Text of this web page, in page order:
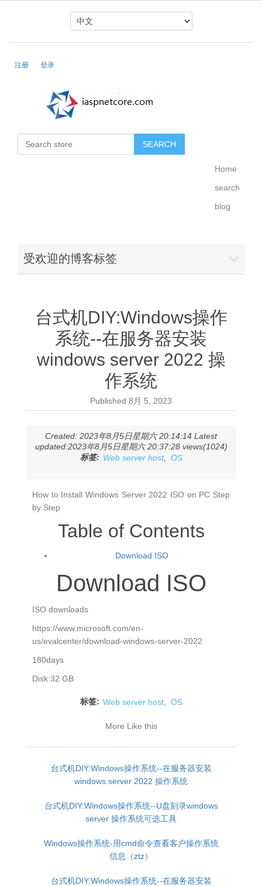
注册 登录
Home
search
blog
受欢迎的博客标签
台式机DIY:Windows操作
系统--在服务器安装
windows server 2022 操
作系统
Published 8月 5, 2023
Created: 2023年8月5日星期六 20:14:14 Latest
updated:2023年8月5日星期六 20:37:28 views(1024)
标签: Web server host, OS
How to Install Windows Server 2022 ISO on PC Step
by Step
Table of Contents
Download ISO
Download ISO
ISO downloads
https://www.microsoft.com/en-
us/evalcenter/download-windows-server-2022
180days
Disk:32 GB
标签: Web server host, OS
More Like this
台式机DIY:Windows操作系统--在服务器安装
windows server 2022 操作系统
台式机DIY:Windows操作系统--U盘刻录windows
server 操作系统可选工具
Windows操作系统-用cmd命令查看客户操作系统
信息（ztz）
台式机DIY:Windows操作系统--在服务器安装